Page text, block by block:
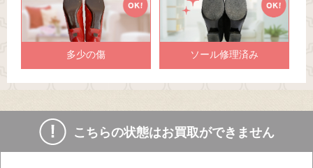
多少の傷 ソール修理済み
こちらの状態はお買取ができません